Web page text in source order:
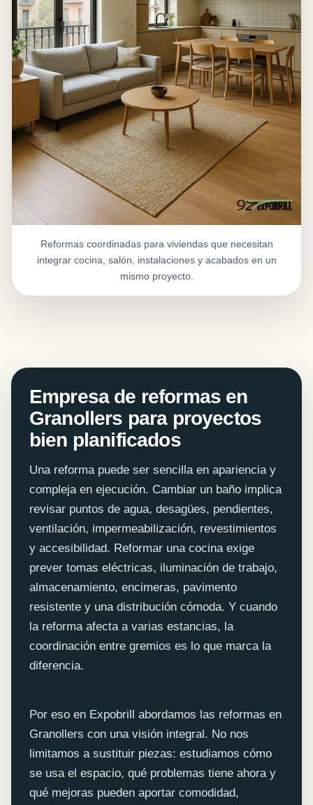
Reformas coordinadas para viviendas que necesitan
integrar cocina, salón, instalaciones y acabados en un
mismo proyecto.
Empresa de reformas en
Granollers para proyectos
bien planificados
Una reforma puede ser sencilla en apariencia y
compleja en ejecución. Cambiar un baño implica
revisar puntos de agua, desagües, pendientes,
ventilación, impermeabilización, revestimientos
y accesibilidad. Reformar una cocina exige
prever tomas eléctricas, iluminación de trabajo,
almacenamiento, encimeras, pavimento
resistente y una distribución cómoda. Y cuando
la reforma afecta a varias estancias, la
coordinación entre gremios es lo que marca la
diferencia.
Por eso en Expobrill abordamos las reformas en
Granollers con una visión integral. No nos
limitamos a sustituir piezas: estudiamos cómo
se usa el espacio, qué problemas tiene ahora y
qué mejoras pueden aportar comodidad,